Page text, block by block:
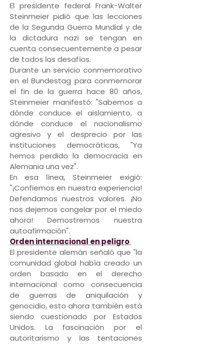
El presidente federal Frank-Walter
Steinmeier pidió que las lecciones
de la Segunda Guerra Mundial y de
la dictadura nazi se tengan en
cuenta consecuentemente a pesar
de todos los desafíos.
Durante un servicio conmemorativo
en el Bundestag para conmemorar
el fin de la guerra hace 80 años,
Steinmeier manifestó: "Sabemos a
dónde conduce el aislamiento, a
dónde conduce el nacionalismo
agresivo y el desprecio por las
instituciones democráticas, "Ya
hemos perdido la democracia en
Alemania una vez".
En esa línea, Steinmeier exigió:
"¡Confiemos en nuestra experiencia!
Defendamos nuestros valores. ¡No
nos dejemos congelar por el miedo
ahora! Demostremos nuestra
autoafirmación".
Orden internacional en peligro
El presidente alemán señaló que "la
comunidad global había creado un
orden basado en el derecho
internacional como consecuencia
de guerras de aniquilación y
genocidio, esto ahora también está
siendo cuestionado por Estados
Unidos. La fascinación por el
autoritarismo y las tentaciones